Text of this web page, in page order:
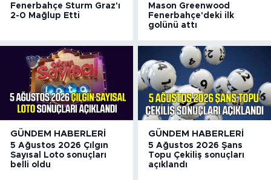
Fenerbahçe Sturm Graz'ı
2-0 Mağlup Etti
Mason Greenwood
Fenerbahçe'deki ilk
golünü attı
GÜNDEM HABERLERI
5 Ağustos 2026 Çılgın
Sayısal Loto sonuçları
belli oldu
GÜNDEM HABERLERI
5 Ağustos 2026 Şans
Topu Çekiliş sonuçları
açıklandı